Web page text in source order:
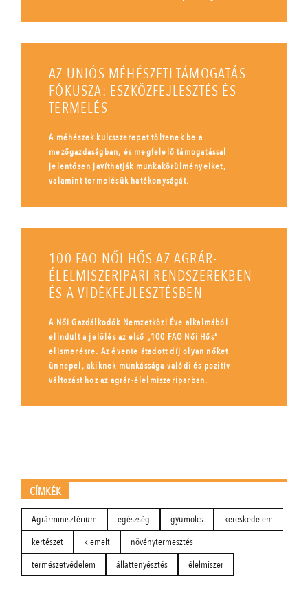
AZ UNIÓS MÉHÉSZETI TÁMOGATÁS
FÓKUSZA: ESZKÖZFEJLESZTÉS ÉS
TERMELÉS
A méhészek kulcsszerepet töltenek be a
mezőgazdaságban, és megfelelő támogatással
jelentősen javíthatják munkakörülményeiket,
valamint termelésük hatékonyságát.
100 FAO NŐI HŐS AZ AGRÁR-
ÉLELMISZERIPARI RENDSZEREKBEN
ÉS A VIDÉKFEJLESZTÉSBEN
A Női Gazdálkodók Nemzetközi Éve alkalmából
elindult a jelölés az első „100 FAO Női Hős”
elismerésre. Az évente átadott díj olyan nőket
ünnepel, akiknek munkássága valódi és pozitív
változást hoz az agrár-élelmiszeriparban.
CÍMKÉK
Agrárminisztérium egészség gyümölcs
kereskedelem
kertészet
kiemelt
növénytermesztés
természetvédelem
állattenyésztés élelmiszer